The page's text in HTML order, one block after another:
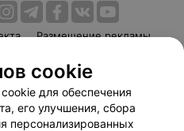
Размещение рекламы
Способы оплаты
Партнеры
103.by
cookie
для обеспечения
его улучшения, сбора
персонализированных